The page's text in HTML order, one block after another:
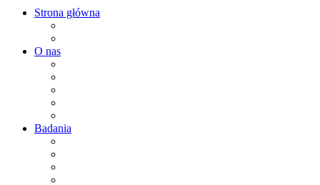
navigation
Strona główna
O nas
Badania